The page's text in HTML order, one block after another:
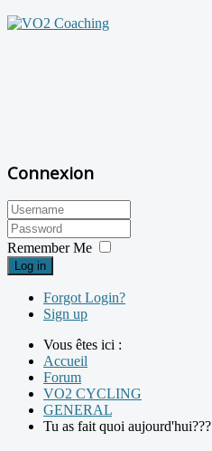
Connexion
Remember Me
Log in
Forgot Login?
Sign up
Vous êtes ici :
Accueil
Forum
VO2 CYCLING
GENERAL
Tu as fait quoi aujourd'hui???